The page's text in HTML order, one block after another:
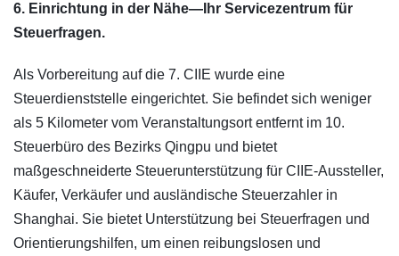
6. Einrichtung in der Nähe—Ihr Servicezentrum für
Steuerfragen.
Als Vorbereitung auf die 7. CIIE wurde eine
Steuerdienststelle eingerichtet. Sie befindet sich weniger
als 5 Kilometer vom Veranstaltungsort entfernt im 10.
Steuerbüro des Bezirks Qingpu und bietet
maßgeschneiderte Steuerunterstützung für CIIE-Aussteller,
Käufer, Verkäufer und ausländische Steuerzahler in
Shanghai. Sie bietet Unterstützung bei Steuerfragen und
Orientierungshilfen, um einen reibungslosen und